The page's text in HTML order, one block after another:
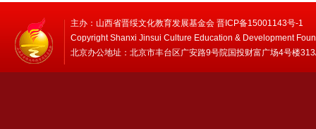
主办：山西省晋绥文化教育发展基金会 晋ICP备15001143号-1
Copyright Shanxi Jinsui Culture Education & Development
北京办公地址：北京市丰台区广安路9号院国投财富广场4号楼